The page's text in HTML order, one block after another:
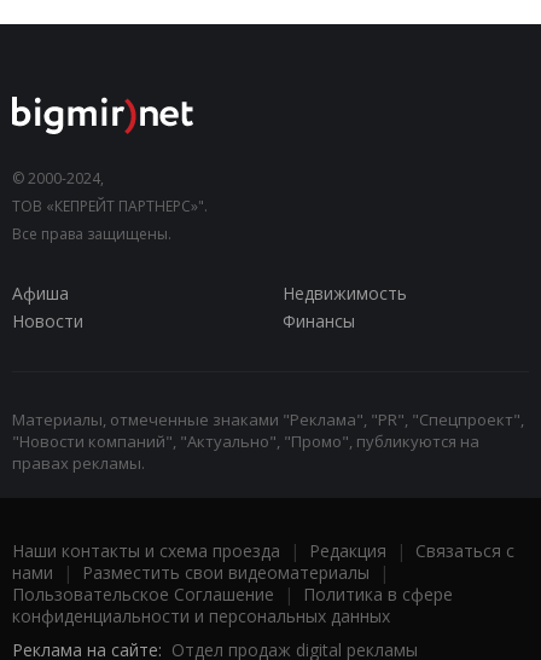
© 2000-2024,
ТОВ «КЕПРЕЙТ ПАРТНЕРС»".
Все права защищены.
Афиша
Недвижимость
Новости
Финансы
Материалы, отмеченные знаками "Реклама", "PR", "Спецпроект",
"Новости компаний", "Актуально", "Промо", публикуются на
правах рекламы.
Наши контакты и схема проезда | Редакция | Связаться с
нами | Разместить свои видеоматериалы |
Пользовательское Соглашение |
Политика в сфере
конфиденциальности и персональных данных
Реклама на сайте: Отдел продаж digital рекламы